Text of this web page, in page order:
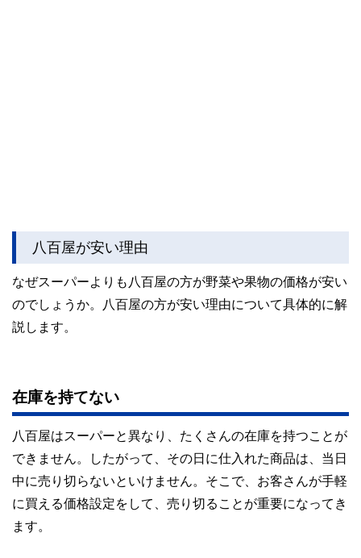
八百屋が安い理由
なぜスーパーよりも八百屋の方が野菜や果物の価格が安い
のでしょうか。八百屋の方が安い理由について具体的に解
説します。
在庫を持てない
八百屋はスーパーと異なり、たくさんの在庫を持つことが
できません。したがって、その日に仕入れた商品は、当日
中に売り切らないといけません。そこで、お客さんが手軽
に買える価格設定をして、売り切ることが重要になってき
ます。